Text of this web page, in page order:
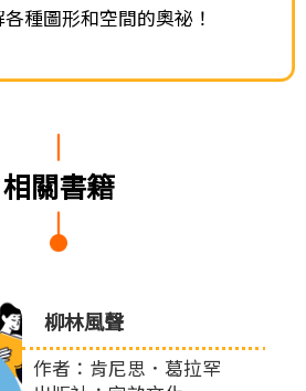
種圖形和空間的奧祕！
相關書籍
柳林風聲
作者：肯尼思．葛拉罕